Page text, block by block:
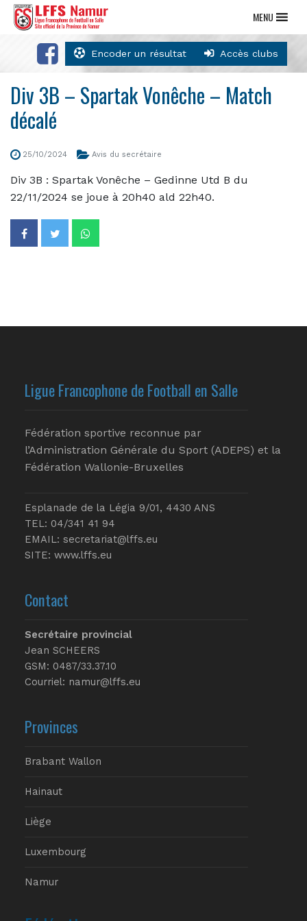
Encoder un résultat Accès clubs
MENU
Div 3B – Spartak Vonêche – Match
décalé
25/10/2024 Avis du secrétaire
Div 3B : Spartak Vonêche – Gedinne Utd B du
22/11/2024 se joue à 20h40 ald 22h40.
Ligue Francophone de Football en Salle
Fédération sportive reconnue par
l’Administration Générale du Sport (ADEPS) et la
Fédération Wallonie-Bruxelles
Esplanade de la Légia 9/01, 4430 ANS
TEL: 04/341 41 94
EMAIL: secretariat@lffs.eu
SITE: www.lffs.eu
Contact
Secrétaire provincial
Jean SCHEERS
GSM: 0487/33.37.10
Courriel: namur@lffs.eu
Provinces
Brabant Wallon
Hainaut
Liège
Luxembourg
Namur